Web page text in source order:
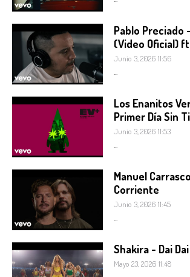
Pablo Preciado
(Video Oficial)
Junio 3, 2026 11:56
Los Enanitos
Primer Día Sin Ti
Junio 3, 2026 11:53
Manuel
Corriente
Junio 3, 2026 11:45
Shakira - Dai
Mayo 23, 2026 11:48